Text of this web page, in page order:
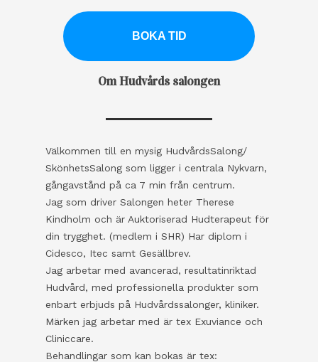
Om Hudvårds salongen
Välkommen till en mysig HudvårdsSalong/
SkönhetsSalong som ligger i centrala Nykvarn,
gångavstånd på ca 7 min från centrum.
Jag som driver Salongen heter Therese
Kindholm och är Auktoriserad Hudterapeut för
din trygghet. (medlem i SHR) Har diplom i
Cidesco, Itec samt Gesällbrev.
Jag arbetar med avancerad, resultatinriktad
Hudvård, med professionella produkter som
enbart erbjuds på Hudvårdssalonger, kliniker.
Märken jag arbetar med är tex Exuviance och
Cliniccare.
Behandlingar som kan bokas är tex:
BOKA TID